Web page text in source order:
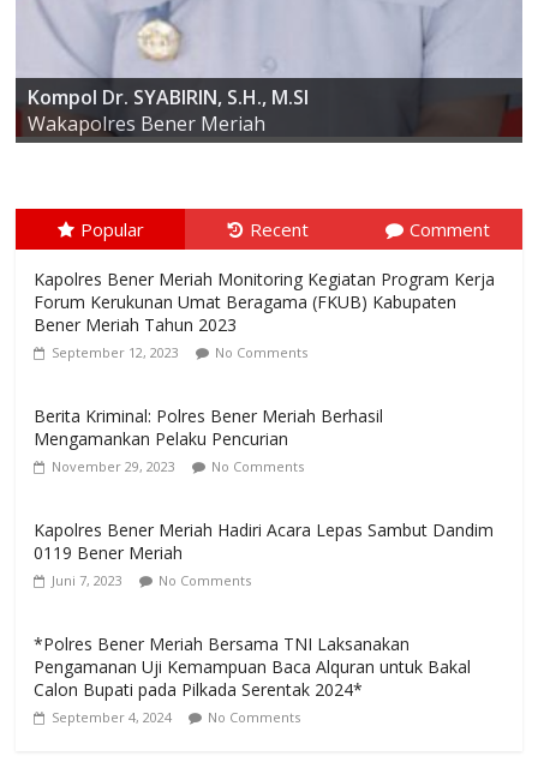
AKBP ARIS CAI DWI SUSANTO S.I.K., M.I.K
Kapolres Bener Meriah
Kompol Dr. SYABIRIN, S.H., M.SI
Wakapolres Bener Meriah
Popular Recent Comment
Kapolres Bener Meriah Monitoring Kegiatan Program Kerja
Forum Kerukunan Umat Beragama (FKUB) Kabupaten
Bener Meriah Tahun 2023
September 12, 2023 No Comments
Berita Kriminal: Polres Bener Meriah Berhasil
Mengamankan Pelaku Pencurian
November 29, 2023 No Comments
Kapolres Bener Meriah Hadiri Acara Lepas Sambut Dandim
0119 Bener Meriah
Juni 7, 2023 No Comments
*Polres Bener Meriah Bersama TNI Laksanakan
Pengamanan Uji Kemampuan Baca Alquran untuk Bakal
Calon Bupati pada Pilkada Serentak 2024*
September 4, 2024 No Comments